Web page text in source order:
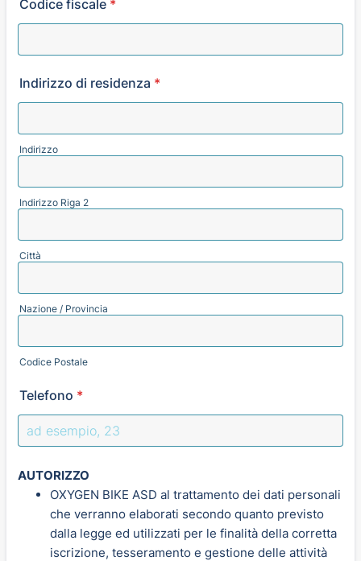
Codice fiscale *
Indirizzo di residenza *
Indirizzo
Indirizzo Riga 2
Città
Nazione / Provincia
Codice Postale
Telefono *
AUTORIZZO
OXYGEN BIKE ASD al trattamento dei dati personali
che verranno elaborati secondo quanto previsto
dalla legge ed utilizzati per le finalità della corretta
iscrizione, tesseramento e gestione delle attività